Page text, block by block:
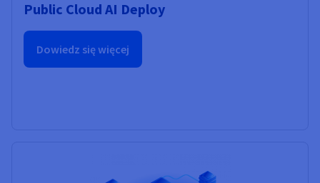
Public Cloud AI Deploy
Dowiedz się więcej